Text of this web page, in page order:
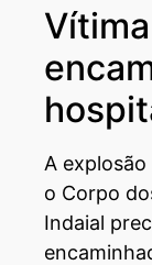
A
o Corpo
Indaial